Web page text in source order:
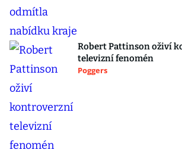
Robert Pattinson oživí
televizní fenomén
Poggers